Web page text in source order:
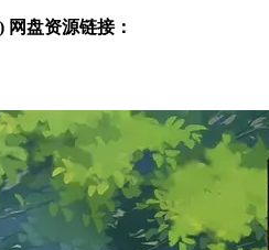
网盘资源链接：